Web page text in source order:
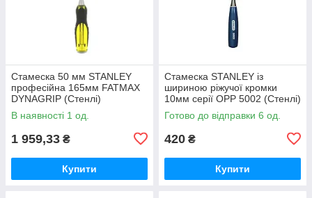
Стамеска 50 мм STANLEY
професійна 165мм FATMAX
DYNAGRIP (Стенлі)
В наявності 1 од.
1 959,33 ₴
Купити
Стамеска STANLEY із
шириною ріжучої кромки
10мм серії OPP 5002 (Стенлі)
Готово до відправки 6 од.
420 ₴
Купити